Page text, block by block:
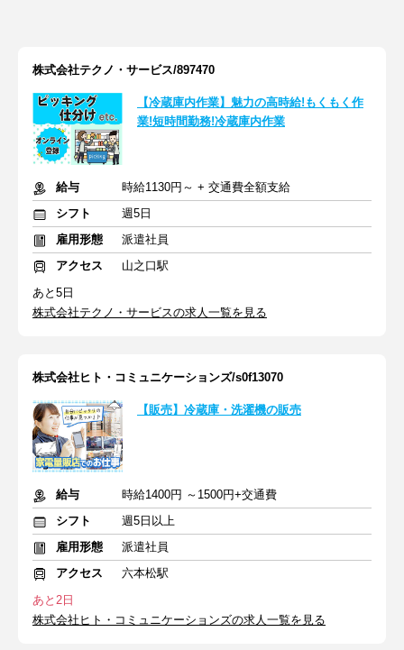
株式会社テクノ・サービス/897470
【冷蔵庫内作業】魅力の高時給!もくもく作
業!短時間勤務!冷蔵庫内作業
給与
時給1130円～ + 交通費全額支給
シフト
週5日
雇用形態
派遣社員
アクセス
山之口駅
あと5日
株式会社テクノ・サービスの求人一覧を見る
株式会社ヒト・コミュニケーションズ/s0f13070
【販売】冷蔵庫・洗濯機の販売
給与
時給1400円 ～1500円+交通費
シフト
週5日以上
雇用形態
派遣社員
アクセス
六本松駅
あと2日
株式会社ヒト・コミュニケーションズの求人一覧を見る